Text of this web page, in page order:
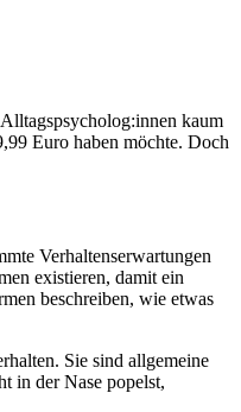
kaum
Euro haben möchte. Doch
Verhaltenserwartungen
existieren, damit ein
beschreiben, wie etwas
Sie sind allgemeine
in der Nase popelst,